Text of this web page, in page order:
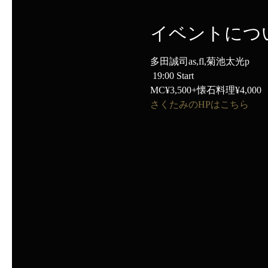
イベントにつ
多田誠司as,fl,菊池太光p
19:00 Start
MC¥3,500+懐石料理¥4,000
さくたみのHPはこちら